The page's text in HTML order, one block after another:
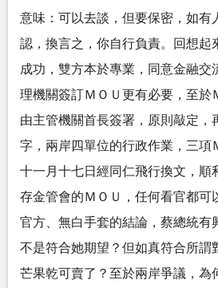
意味：可以去談，但要保密，如有
認，換言之，你自行負責。回想起
成功，雙方本於專業，同意金融交
理機關簽訂ＭＯＵ更有必要，至於
由主管機關首長簽署，原則敲定，
字，兩岸四單位的行政作業，三項
十一月十七日經同仁飛行換文，順
存金管會的ＭＯＵ，任何看官都可
官方、無白手套的結論，蔡總統有
不是符合她期望？但如真符合所謂
芒果乾可賣了？至於兩岸爭議，為